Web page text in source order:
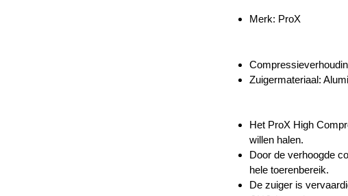
Merk: ProX
Zuigermateriaal:
Het ProX High
willen halen.
Door de verhoogde
hele toerenbereik.
De zuiger is